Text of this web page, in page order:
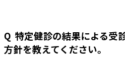
Q 特定健診の結果による受
方針を教えてください。